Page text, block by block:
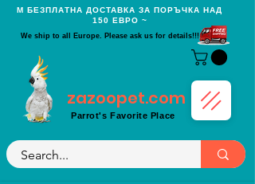
Μ БЕЗПЛАТНА ДОСТАВКА ЗА ПОРЪЧКА НАД
150 ЕВРО ~
We ship to all Europe. Please ask us for details!!!
zazoopet.com
Parrot's Favorite Place